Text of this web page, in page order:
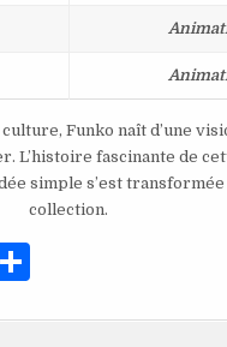
Funko naît d’une
L’histoire fascinante de
simple s’est
collection.